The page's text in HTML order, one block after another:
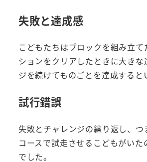
失敗と達成感
こどもたちはブロックを組み立
ションをクリアしたときに大き
ジを続けてものごとを達成すると
試行錯誤
失敗とチャレンジの繰り返し、
コースで試走させるこどもがい
でした。